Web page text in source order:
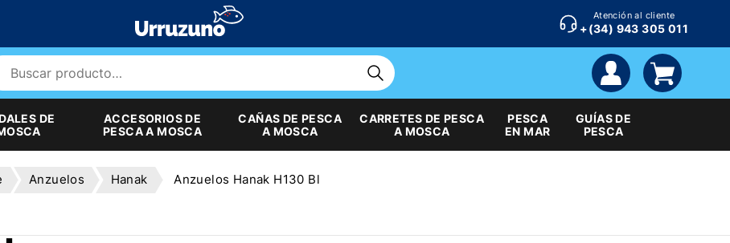
Atención al cliente
+(34) 943 305 011
cuenta carrito
DE
ACCESORIOS DE
PESCA A MOSCA
CAÑAS DE PESCA
A MOSCA
CARRETES DE PESCA
A MOSCA
PESCA
EN MAR
GUÍAS DE
PESCA
Anzuelos Hanak Anzuelos Hanak H130 Bl